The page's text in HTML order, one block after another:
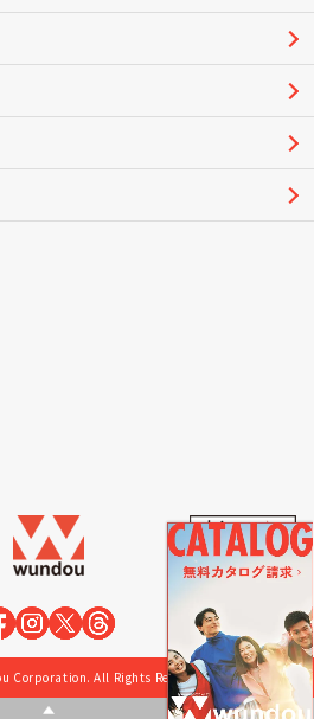
Corporation. All Rights Reserved.